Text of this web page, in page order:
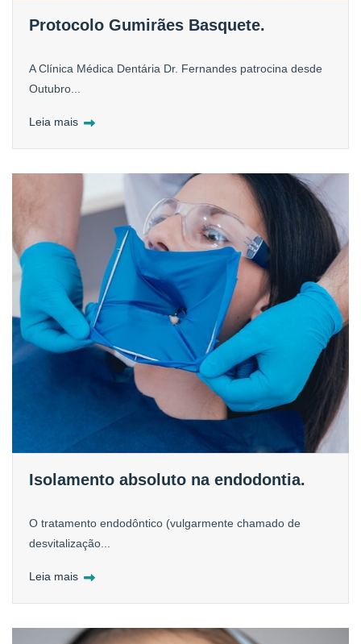
Protocolo Gumirães Basquete.
A Clínica Médica Dentária Dr. Fernandes patrocina desde
Outubro...
Leia mais
Isolamento absoluto na endodontia.
O tratamento endodôntico (vulgarmente chamado de
desvitalização...
Leia mais